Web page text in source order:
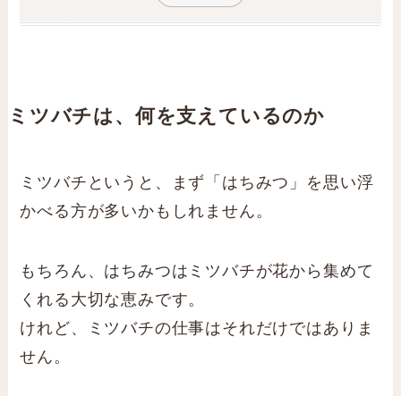
ミツバチは、何を支えているのか
ミツバチというと、まず「はちみつ」を思い浮
かべる方が多いかもしれません。
もちろん、はちみつはミツバチが花から集めて
くれる大切な恵みです。
けれど、ミツバチの仕事はそれだけではありま
せん。